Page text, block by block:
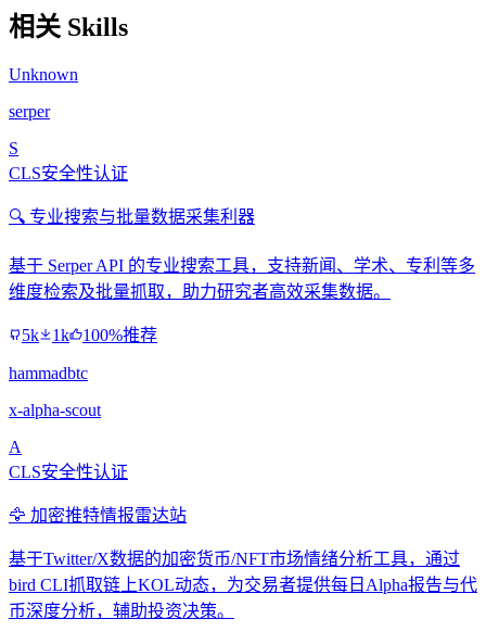
相关 Skills
Unknown
serper
S
CLS安全性认证
🔍 专业搜索与批量数据采集利器
基于 Serper API 的专业搜索工具，支持新闻、学术、专利等多
维度检索及批量抓取，助力研究者高效采集数据。
5k 1k 100%推荐
hammadbtc
x-alpha-scout
A
CLS安全性认证
🦅 加密推特情报雷达站
基于Twitter/X数据的加密货币/NFT市场情绪分析工具，通过
bird CLI抓取链上KOL动态，为交易者提供每日Alpha报告与代
币深度分析，辅助投资决策。